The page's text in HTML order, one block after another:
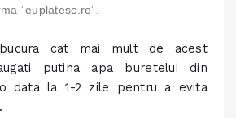
”euplatesc.ro”.
cat mai mult de acest
putina apa buretelui din
data la 1-2 zile pentru a evita